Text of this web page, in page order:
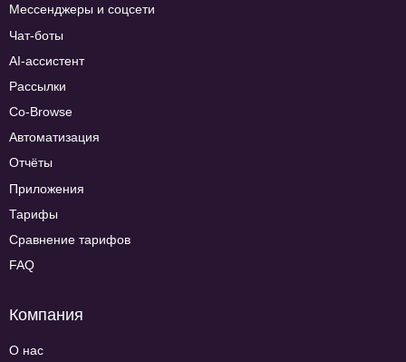
Мессенджеры и соцсети
Чат-боты
AI-ассистент
Рассылки
Co-Browse
Автоматизация
Отчёты
Приложения
Тарифы
Сравнение тарифов
FAQ
Компания
О нас